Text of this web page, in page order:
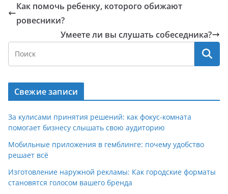
Как помочь ребенку, которого обижают
ровесники?
Умеете ли вы слушать собеседника?
Свежие записи
За кулисами принятия решений: как фокус-комната
помогает бизнесу слышать свою аудиторию
Мобильные приложения в гемблинге: почему удобство
решает всё
Изготовление наружной рекламы: Как городские форматы
становятся голосом вашего бренда